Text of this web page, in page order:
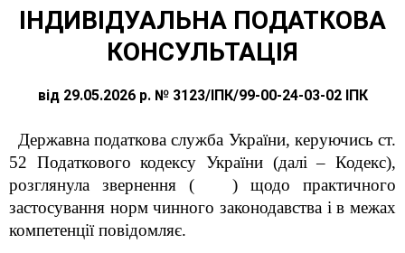
ІНДИВІДУАЛЬНА ПОДАТКОВА
КОНСУЛЬТАЦІЯ
від 29.05.2026 р. № 3123/ІПК/99-00-24-03-02 ІПК
Державна податкова служба України, керуючись ст.
52 Податкового кодексу України (далі – Кодекс),
розглянула звернення ( ) щодо практичного
застосування норм чинного законодавства і в межах
компетенції повідомляє.